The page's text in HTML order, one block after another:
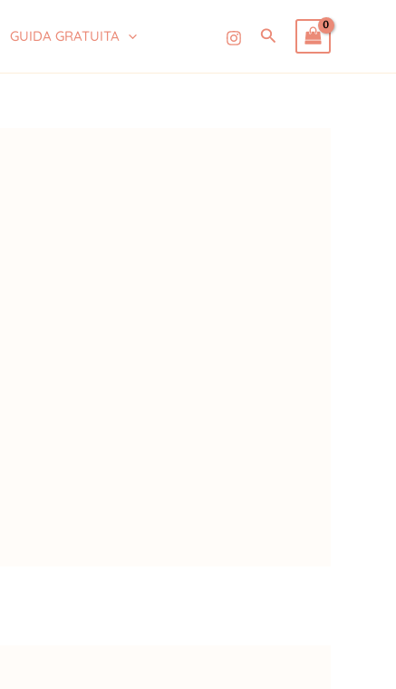
GUIDA GRATUITA Cerca